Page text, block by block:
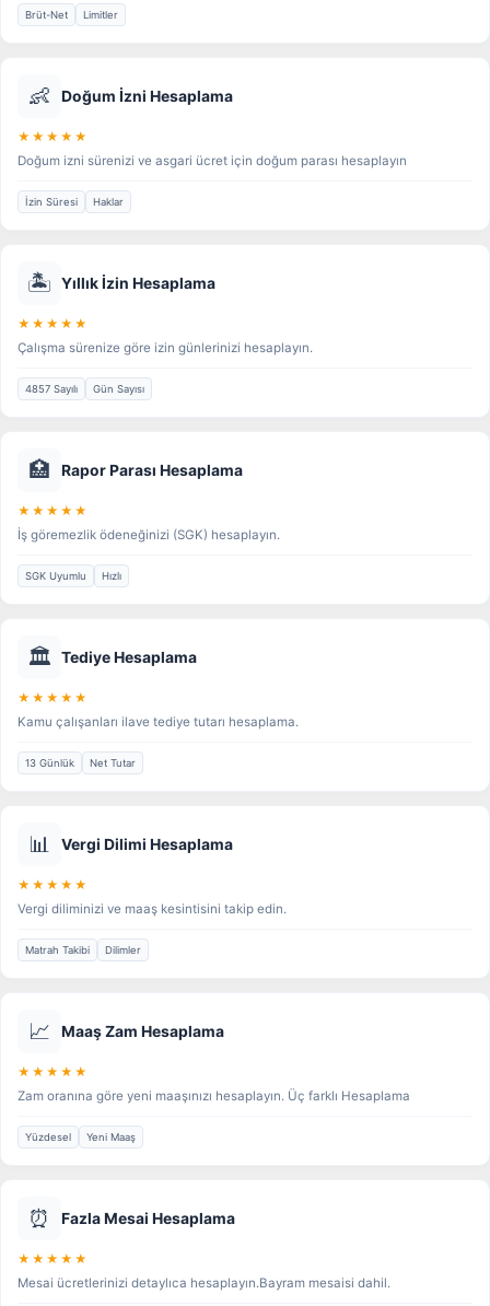
Brüt-Net Limitler
👶 Doğum İzni Hesaplama
★★★★★
Doğum izni sürenizi ve asgari ücret için doğum parası hesaplayın
İzin Süresi Haklar
🏝️ Yıllık İzin Hesaplama
★★★★★
Çalışma sürenize göre izin günlerinizi hesaplayın.
4857 Sayılı Gün Sayısı
🏥 Rapor Parası Hesaplama
★★★★★
İş göremezlik ödeneğinizi (SGK) hesaplayın.
SGK Uyumlu Hızlı
🏛️ Tediye Hesaplama
★★★★★
Kamu çalışanları ilave tediye tutarı hesaplama.
13 Günlük Net Tutar
📊 Vergi Dilimi Hesaplama
★★★★★
Vergi diliminizi ve maaş kesintisini takip edin.
Matrah Takibi Dilimler
📈 Maaş Zam Hesaplama
★★★★★
Zam oranına göre yeni maaşınızı hesaplayın. Üç farklı Hesaplama
Yüzdesel Yeni Maaş
⏰ Fazla Mesai Hesaplama
★★★★★
Mesai ücretlerinizi detaylıca hesaplayın.Bayram mesaisi dahil.